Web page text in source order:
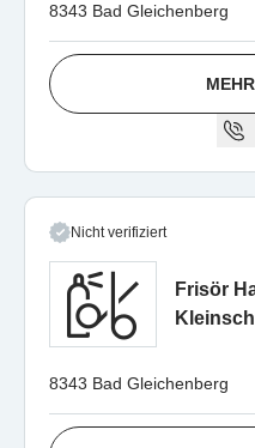
8343 Bad Gleichenberg
Nicht verifiziert
Frisör
8343 Bad Gleichenberg